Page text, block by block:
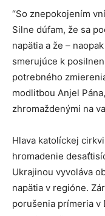
“So znepokojením
Silne dúfam, že sa
napätia a že –
smerujúce k
potrebného
modlitbou Anjel
zhromaždenými na
Hlava katolíckej
hromadenie
Ukrajinou vyvoláva
napätia v regióne.
porušenia prímeria v